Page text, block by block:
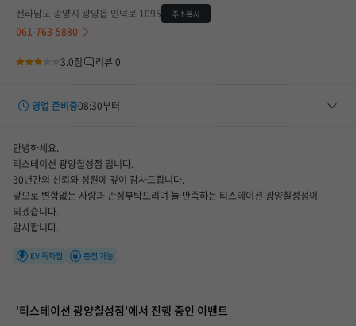
전라남도 광양시 광양읍 인덕로 1095 주소복사
061-763-5880
3.0점 리뷰 0
영업 준비중08:30부터
토요일
08:30 ~ 15:00
휴무일
08/09(일), 08/16(일), 08/23(일), 08/30(일), 09/06(일)
안녕하세요.
티스테이션 광양칠성점 입니다.
30년간의 신뢰와 성원에 깊이 감사드립니다.
앞으로 변함없는 사랑과 관심부탁드리며 늘 만족하는 티스테이션 광양칠성점이
되겠습니다.
감사합니다.
EV 특화점 충전 가능
'티스테이션 광양칠성점'에서 진행 중인 이벤트
매장 만족도